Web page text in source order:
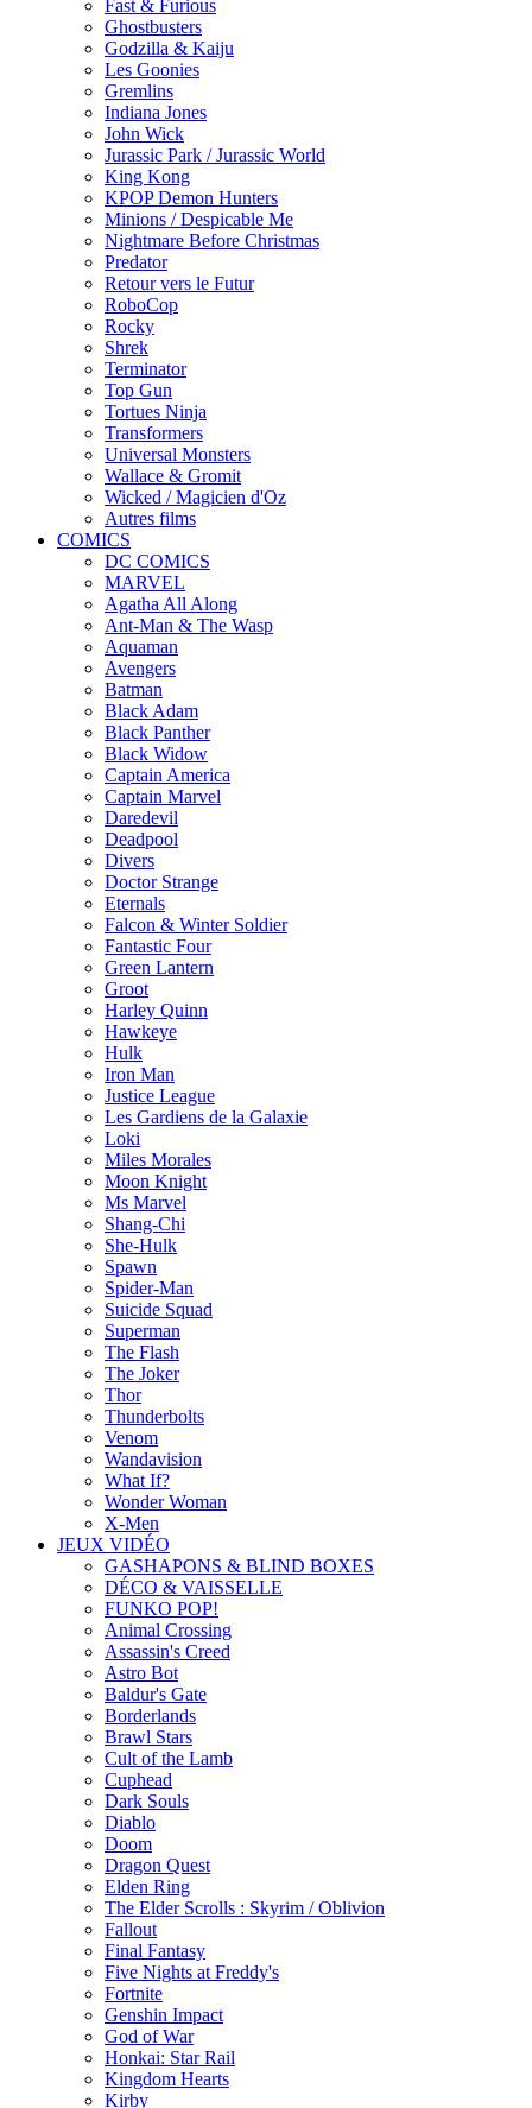
Fast & Furious
Ghostbusters
Godzilla & Kaiju
Les Goonies
Gremlins
Indiana Jones
John Wick
Jurassic Park / Jurassic World
King Kong
KPOP Demon Hunters
Minions / Despicable Me
Nightmare Before Christmas
Predator
Retour vers le Futur
RoboCop
Rocky
Shrek
Terminator
Top Gun
Tortues Ninja
Transformers
Universal Monsters
Wallace & Gromit
Wicked / Magicien d'Oz
Autres films
COMICS
DC COMICS
MARVEL
Agatha All Along
Ant-Man & The Wasp
Aquaman
Avengers
Batman
Black Adam
Black Panther
Black Widow
Captain America
Captain Marvel
Daredevil
Deadpool
Divers
Doctor Strange
Eternals
Falcon & Winter Soldier
Fantastic Four
Green Lantern
Groot
Harley Quinn
Hawkeye
Hulk
Iron Man
Justice League
Les Gardiens de la Galaxie
Loki
Miles Morales
Moon Knight
Ms Marvel
Shang-Chi
She-Hulk
Spawn
Spider-Man
Suicide Squad
Superman
The Flash
The Joker
Thor
Thunderbolts
Venom
Wandavision
What If?
Wonder Woman
X-Men
JEUX VIDÉO
GASHAPONS & BLIND BOXES
DÉCO & VAISSELLE
FUNKO POP!
Animal Crossing
Assassin's Creed
Astro Bot
Baldur's Gate
Borderlands
Brawl Stars
Cult of the Lamb
Cuphead
Dark Souls
Diablo
Doom
Dragon Quest
Elden Ring
The Elder Scrolls : Skyrim / Oblivion
Fallout
Final Fantasy
Five Nights at Freddy's
Fortnite
Genshin Impact
God of War
Honkai: Star Rail
Kingdom Hearts
Kirby